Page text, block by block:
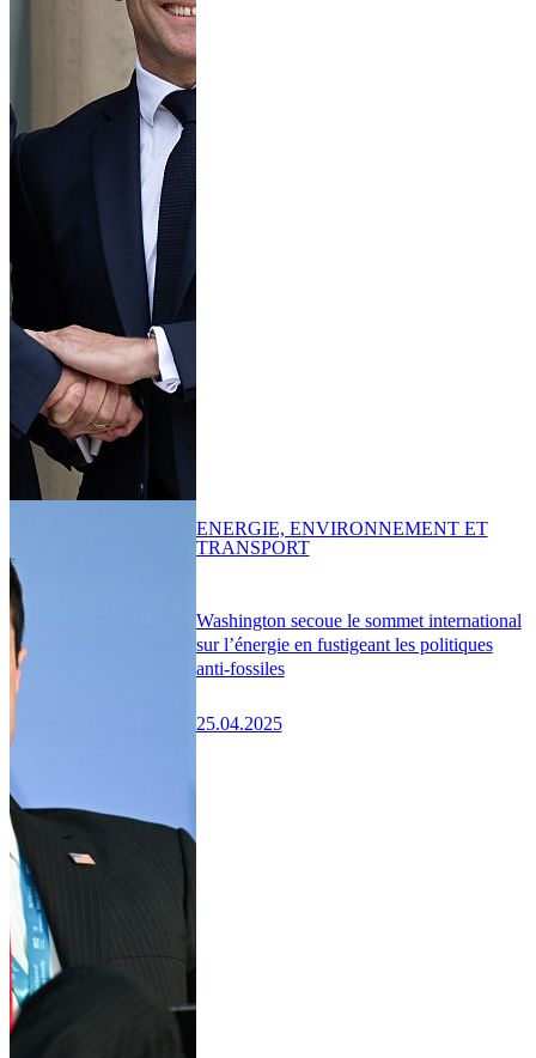
Washington secoue le sommet international
sur l’énergie en fustigeant les politiques
anti-fossiles
25.04.2025
ENERGIE, ENVIRONNEMENT ET
TRANSPORT